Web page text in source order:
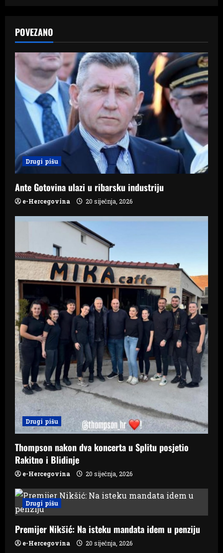
a
v
i
g
a
i
o
n
POVEZANO
Drugi pišu
Ante Gotovina ulazi u ribarsku industriju
e-Hercegovina 20 siječnja, 2026
Drugi pišu
Thompson nakon dva koncerta u Splitu posjetio
Rakitno i Blidinje
e-Hercegovina 20 siječnja, 2026
Drugi pišu
Premijer Nikšić: Na isteku mandata idem u penziju
e-Hercegovina 20 siječnja, 2026